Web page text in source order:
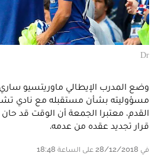
Dr
وضع المدرب الإيطالي ماوريتسيو ساري
مسؤوليته بشأن مستقبله مع نادي
القدم، معتبرا الجمعة أن الوقت قد حان
قرار تجديد عقده من عدمه.
في 28/12/2018 على الساعة 18:48